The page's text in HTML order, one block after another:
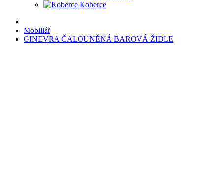
Koberce
Mobiliář
GINEVRA ČALOUNĚNÁ BAROVÁ ŽIDLE